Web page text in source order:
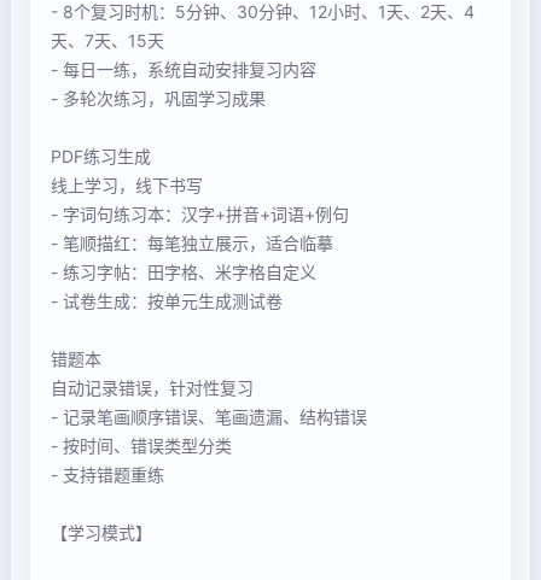
- 8个复习时机：5分钟、30分钟、12小时、1天、2天、4
天、7天、15天
- 每日一练，系统自动安排复习内容
- 多轮次练习，巩固学习成果
PDF练习生成
线上学习，线下书写
- 字词句练习本：汉字+拼音+词语+例句
- 笔顺描红：每笔独立展示，适合临摹
- 练习字帖：田字格、米字格自定义
- 试卷生成：按单元生成测试卷
错题本
自动记录错误，针对性复习
- 记录笔画顺序错误、笔画遗漏、结构错误
- 按时间、错误类型分类
- 支持错题重练
【学习模式】